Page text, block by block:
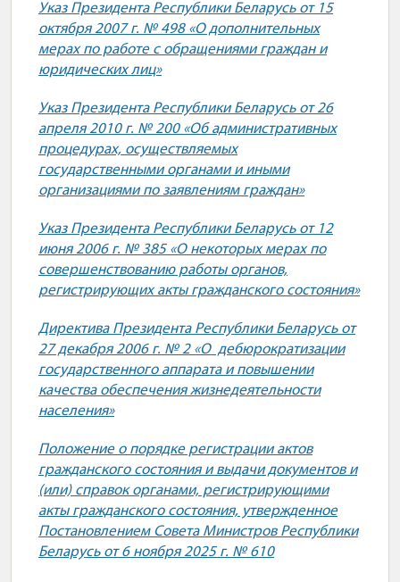
Указ Президента Республики Беларусь от 15
октября 2007 г. № 498 «О дополнительных
мерах по работе с обращениями граждан и
юридических лиц»
Указ Президента Республики Беларусь от 26
апреля 2010 г. № 200 «Об административных
процедурах, осуществляемых
государственными органами и иными
организациями по заявлениям граждан»
Указ Президента Республики Беларусь от 12
июня 2006 г. № 385 «О некоторых мерах по
совершенствованию работы органов,
регистрирующих акты гражданского состояния»
Директива Президента Республики Беларусь от
27 декабря 2006 г. № 2 «О дебюрократизации
государственного аппарата и повышении
качества обеспечения жизнедеятельности
населения»
Положение о порядке регистрации актов
гражданского состояния и выдачи документов и
(или) справок органами, регистрирующими
акты гражданского состояния, утвержденное
Постановлением Совета Министров Республики
Беларусь от 6 ноября 2025 г. № 610